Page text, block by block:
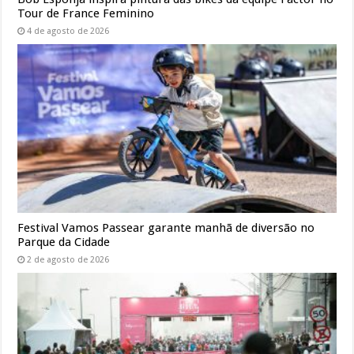
Tour de France Feminino
4 de agosto de 2026
Festival Vamos Passear garante manhã de diversão no
Parque da Cidade
2 de agosto de 2026